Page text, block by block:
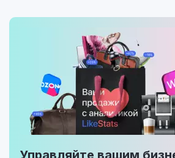
Управляйте вашим